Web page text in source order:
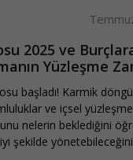
2025 ve
Yüzleşme
başladı! Karmik
ve içsel
nelerin beklediğini
şekilde